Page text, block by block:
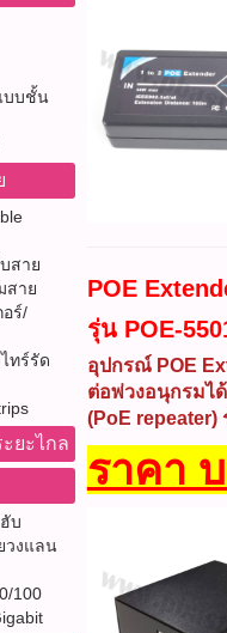
บบชั้น
สาย
สาย
ร์/
ทร์รัด
ยะไกล
บ
วงแลน
100
POE
รุ่น POE-
อุปกรณ์ POE
ต่อพ่วงอนุกรมได้
(PoE repeater)
ราคา